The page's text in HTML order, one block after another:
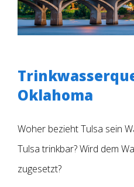
Oklahoma
Woher bezieht Tulsa sein
Tulsa trinkbar? Wird dem
zugesetzt?